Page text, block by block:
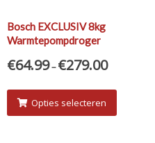
Bosch EXCLUSIV 8kg
Warmtepompdroger
€64.99–€279.00
Opties selecteren